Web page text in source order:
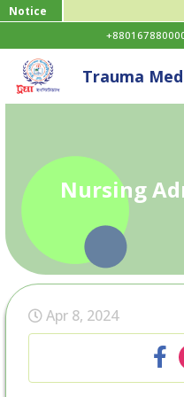
Notice
Trauma
Nursing
Apr 8, 2024